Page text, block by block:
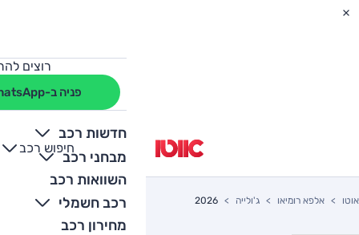
רוצים
פניה ב-WhatsApp
חדשות רכב
מבחני רכב
השוואות רכב
רכב חשמלי
מחירון רכב
חיפוש רכב
+
-
אוטו אלפא רומיאו ג'ולייה 2026